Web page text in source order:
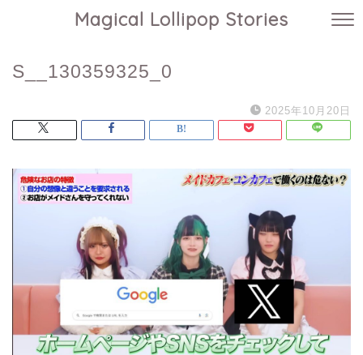
Magical Lollipop Stories
S__130359325_0
2025年10月20日